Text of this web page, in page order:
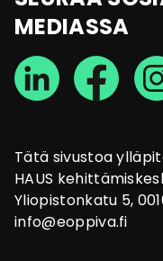
MEDIASSA
Tätä sivustoa
HAUS
Yliopistonkatu 5,
info@eoppiva.fi